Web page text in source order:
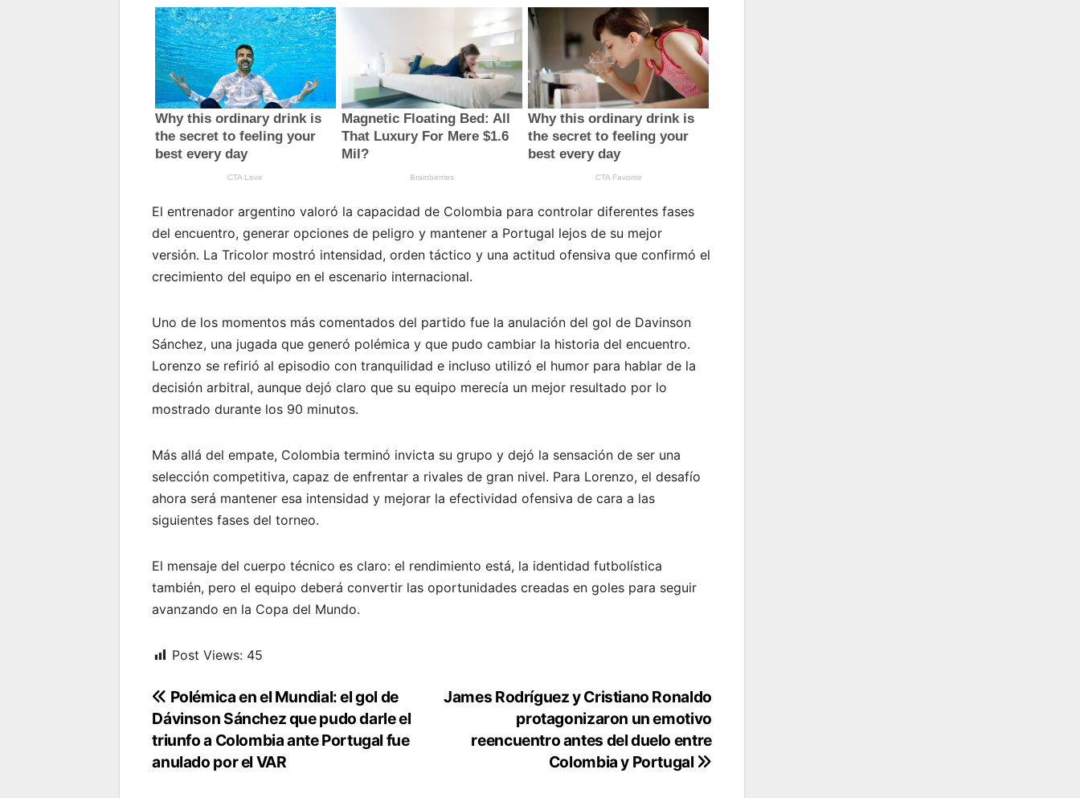
El entrenador argentino valoró la capacidad de Colombia para controlar diferentes fases
del encuentro, generar opciones de peligro y mantener a Portugal lejos de su mejor
versión. La Tricolor mostró intensidad, orden táctico y una actitud ofensiva que confirmó el
crecimiento del equipo en el escenario internacional.
Uno de los momentos más comentados del partido fue la anulación del gol de Davinson
Sánchez, una jugada que generó polémica y que pudo cambiar la historia del encuentro.
Lorenzo se refirió al episodio con tranquilidad e incluso utilizó el humor para hablar de la
decisión arbitral, aunque dejó claro que su equipo merecía un mejor resultado por lo
mostrado durante los 90 minutos.
Más allá del empate, Colombia terminó invicta su grupo y dejó la sensación de ser una
selección competitiva, capaz de enfrentar a rivales de gran nivel. Para Lorenzo, el desafío
ahora será mantener esa intensidad y mejorar la efectividad ofensiva de cara a las
siguientes fases del torneo.
El mensaje del cuerpo técnico es claro: el rendimiento está, la identidad futbolística
también, pero el equipo deberá convertir las oportunidades creadas en goles para seguir
avanzando en la Copa del Mundo.
Post Views: 45
Navegación
de
entradas
James Rodríguez y Cristiano Ronaldo
protagonizaron un emotivo
reencuentro antes del duelo entre
Colombia y Portugal
Polémica en el Mundial: el gol de
Dávinson Sánchez que pudo darle el
triunfo a Colombia ante Portugal fue
anulado por el VAR